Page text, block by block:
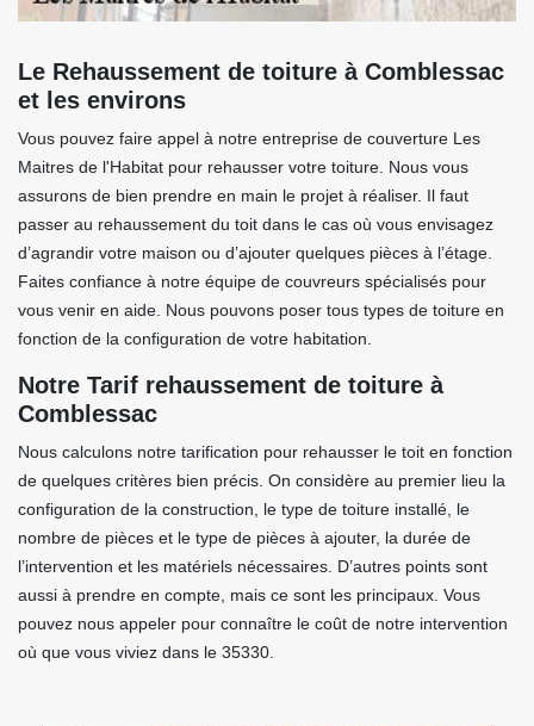
Le Rehaussement de toiture à Comblessac
et les environs
Vous pouvez faire appel à notre entreprise de couverture Les
Maitres de l'Habitat pour rehausser votre toiture. Nous vous
assurons de bien prendre en main le projet à réaliser. Il faut
passer au rehaussement du toit dans le cas où vous envisagez
d’agrandir votre maison ou d’ajouter quelques pièces à l’étage.
Faites confiance à notre équipe de couvreurs spécialisés pour
vous venir en aide. Nous pouvons poser tous types de toiture en
fonction de la configuration de votre habitation.
Notre Tarif rehaussement de toiture à
Comblessac
Nous calculons notre tarification pour rehausser le toit en fonction
de quelques critères bien précis. On considère au premier lieu la
configuration de la construction, le type de toiture installé, le
nombre de pièces et le type de pièces à ajouter, la durée de
l’intervention et les matériels nécessaires. D’autres points sont
aussi à prendre en compte, mais ce sont les principaux. Vous
pouvez nous appeler pour connaître le coût de notre intervention
où que vous viviez dans le 35330.